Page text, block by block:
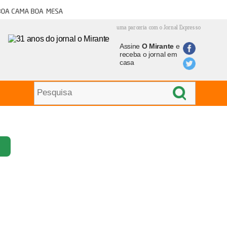
cama boa mesa
uma parceria com o Jornal Expresso
Assine O Mirantee
receba o jornal em
casa